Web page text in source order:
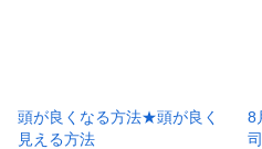
頭が良くなる方法★頭が良く
見える方法
8